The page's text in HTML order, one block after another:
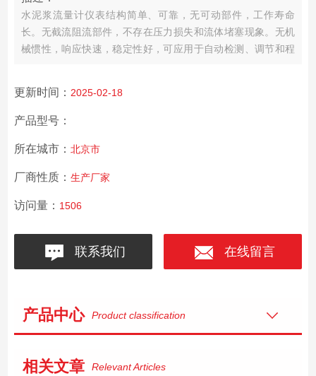
水泥浆流量计仪表结构简单、可靠，无可动部件，工作寿命
长。无截流阻流部件，不存在压力损失和流体堵塞现象。无机
械惯性，响应快速，稳定性好，可应用于自动检测、调节和程
衬里和Hc、Hb、316L、Ti等电材料的不同组合可适应不同介质
的需要。
更新时间： 2025-02-18
产品型号：
所在城市： 北京市
厂商性质： 生产厂家
访问量： 1506
联系我们 在线留言
产品中心 Product classification
相关文章 Relevant Articles